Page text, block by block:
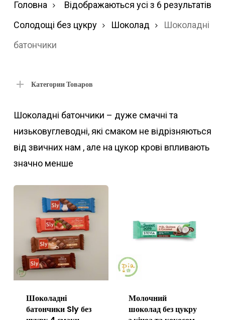
Відображаються усі з 6 результатів
Головна
Солодощі без цукру
Шоколад
Шоколадні
батончики
Категории Товаров
Шоколадні батончики – дуже смачні та
низьковуглеводні, які смаком не відрізняються
від звичних нам , але на цукор крові впливають
значно менше
Шоколадні
батончики Sly без
Молочний
шоколад без цукру